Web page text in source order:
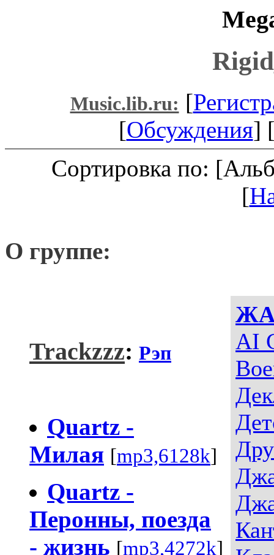
Music.lib.ru: [
[Обсуждения]
Сортировка по:
[
О группе:
AI
Trackzzz: Рэп
Quartz -
Милая [mp3,6128k]
Quartz -
Перонны, поезда
- жизнь [mp3,4272k]